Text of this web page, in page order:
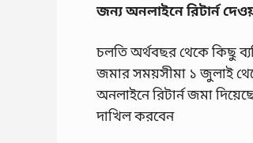
জন্য অনলাইনে রিটার্ন
চলতি অর্থবছর থেকে কিছু
জমার সময়সীমা ১ জুলাই
অনলাইনে রিটার্ন জমা
দাখিল করবেন